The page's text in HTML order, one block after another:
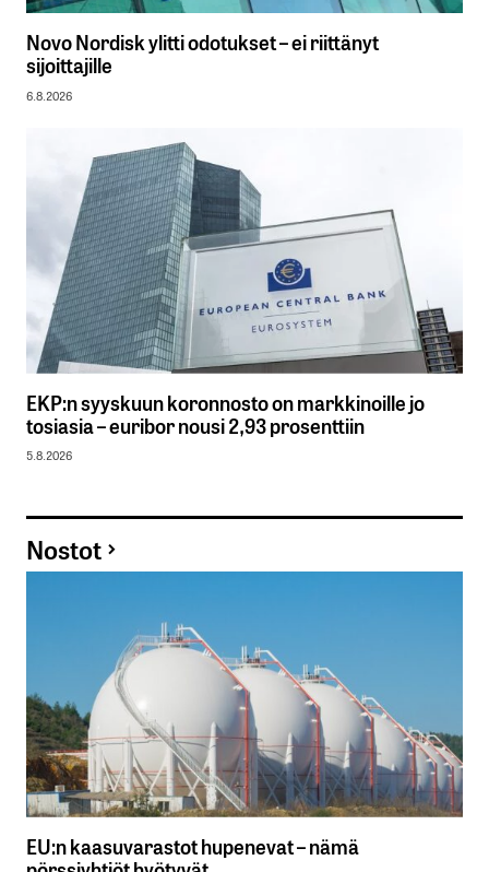
Novo Nordisk ylitti odotukset – ei riittänyt
sijoittajille
6.8.2026
EKP:n syyskuun koronnosto on markkinoille jo
tosiasia – euribor nousi 2,93 prosenttiin
5.8.2026
Nostot
EU:n kaasuvarastot hupenevat – nämä